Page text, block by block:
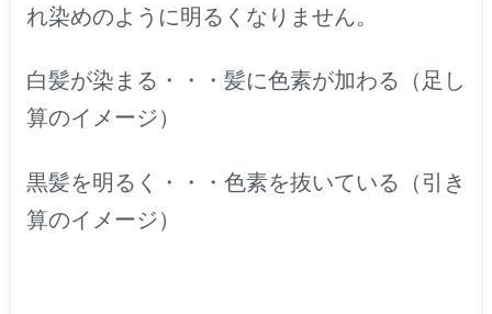
れ染めのように明るくなりません。
白髪が染まる・・・髪に色素が加わる（足し
算のイメージ）
黒髪を明るく・・・色素を抜いている（引き
算のイメージ）